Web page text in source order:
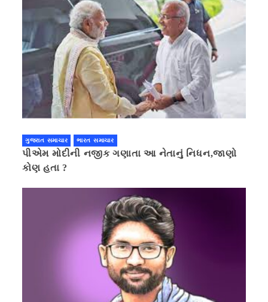
ગુજરાત સમાચાર ભારત સમાચાર
પીએમ મોદીની નજીક ગણાતા આ નેતાનું નિધન,જાણો
કોણ હતા ?